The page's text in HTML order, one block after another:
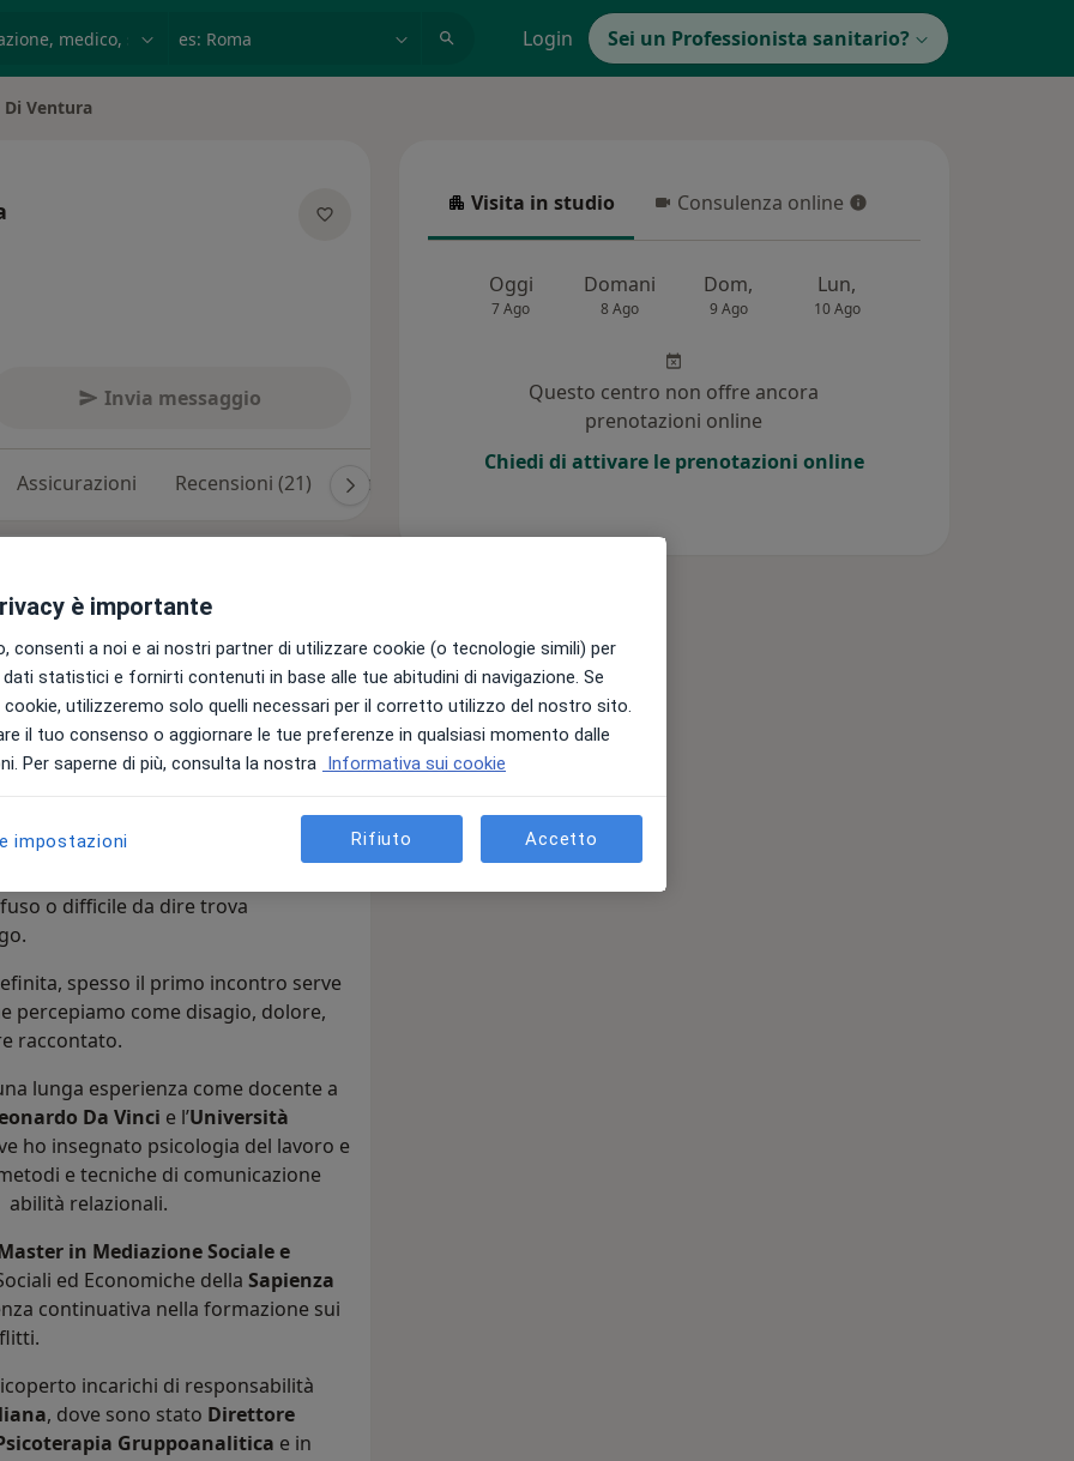
Login Sei un Professionista sanitario?
Di Ventura
Invia messaggio
Assicurazioni Recensioni (21) Risposte ai pazienti (7)
, nellavoroo nellapropria storia
ciò che prima era familiare, diventa
Non sempre è facile
solo un senso di blocco, di
lapsicoterapiapuò offrire uno
forma a ciò che chiede di essere
gruppo-antropoanalitico e
coppie, famiglie e gruppi in
di uno spazio condiviso,
o difficile da dire trova
spesso il primo incontro serve
percepiamo come disagio, dolore,
raccontato.
lunga esperienza come docente a
Da Vinci e l’Università
ho insegnato psicologia del lavoro e
e tecniche di comunicazione
relazionali.
in Mediazione Sociale e
ed Economiche della Sapienza
continuativa nella formazione sui
incarichi di responsabilità
, dove sono stato Direttore
Gruppoanalitica e in
Visita in studio
Visita in studio Consulenza online
Consulenza online
Oggi
7 Ago
Domani
8 Ago
Dom,
9 Ago
Lun,
10 Ago
Questo centro non offre ancora
prenotazioni online
Chiedi di attivare le prenotazioni online
è importante
consenti a noi e ai nostri partner di utilizzare cookie (o tecnologie simili) per
statistici e fornirti contenuti in base alle tue abitudini di navigazione. Se
utilizzeremo solo quelli necessari per il corretto utilizzo del nostro sito.
il tuo consenso o aggiornare le tue preferenze in qualsiasi momento dalle
Per saperne di più, consulta la nostra Informativa sui cookie
impostazioni Rifiuto Accetto